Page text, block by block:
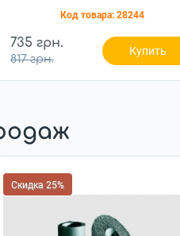
Код товара: 28244
735 грн.
817 грн.
Купить
Скидка 25%